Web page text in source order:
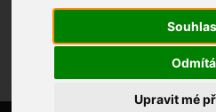
Upravit mé
Premier
Das Ereignis ist bereits
jedoch ein anderes Ereignis